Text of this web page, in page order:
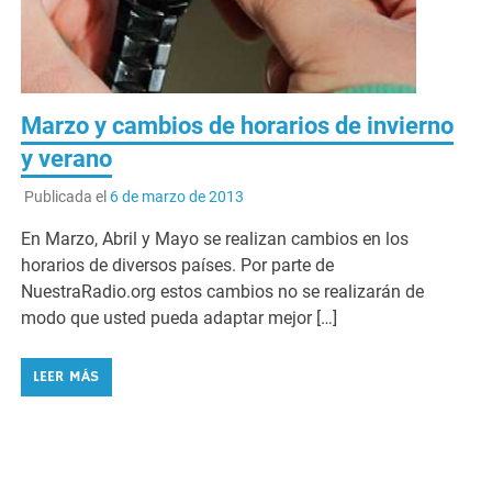
Marzo y cambios de horarios de invierno
y verano
Publicada el 6 de marzo de 2013
En Marzo, Abril y Mayo se realizan cambios en los
horarios de diversos países. Por parte de
NuestraRadio.org estos cambios no se realizarán de
modo que usted pueda adaptar mejor […]
LEER MÁS